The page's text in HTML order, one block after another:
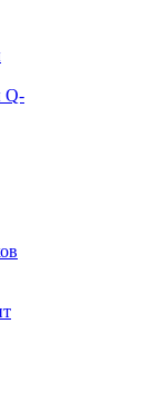
Q-